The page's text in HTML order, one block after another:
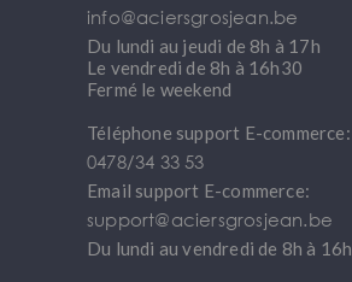
info@aciersgrosjean.be
Du lundi au jeudi de 8h à 17h
Le vendredi de 8h à 16h30
Fermé le weekend
Téléphone support E-commerce:
0478/34 33 53
Email support E-commerce:
support@aciersgrosjean.be
Du lundi au vendredi de 8h à 16h